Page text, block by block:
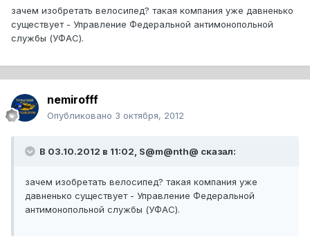
зачем изобретать велосипед? такая компания уже давненько
существует - Управление Федеральной антимонопольной
службы (УФАС).
nemirofff
Опубликовано 3 октября, 2012
В 03.10.2012 в 11:02, S@m@nth@ сказал:
зачем изобретать велосипед? такая компания уже
давненько существует - Управление Федеральной
антимонопольной службы (УФАС).